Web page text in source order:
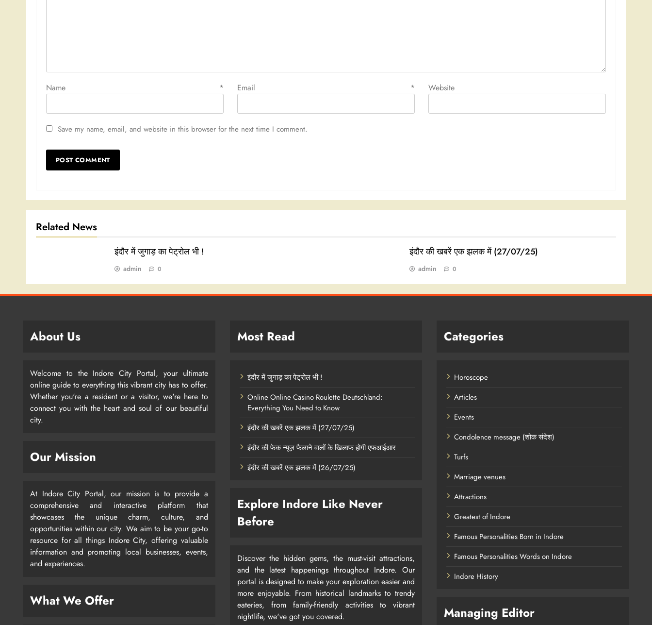
Name * Email * Website
Save my name, email, and website in this browser for the next time I comment.
Related News
इंदौर में जुगाड़ का पेट्रोल भी !
admin 0
इंदौर की खबरें एक झलक में (27/07/25)
admin 0
About Us
Welcome to the Indore City Portal, your ultimate
online guide to everything this vibrant city has to offer.
Whether you're a resident or a visitor, we're here to
connect you with the heart and soul of our beautiful
city.
Our Mission
At Indore City Portal, our mission is to provide a
comprehensive and interactive platform that
showcases the unique charm, culture, and
opportunities within our city. We aim to be your go-to
resource for all things Indore City, offering valuable
information and promoting local businesses, events,
and experiences.
What We Offer
Most Read
इंदौर में जुगाड़ का पेट्रोल भी !
Online Online Casino Roulette Deutschland:
Everything You Need to Know
इंदौर की खबरें एक झलक में (27/07/25)
इंदौर की फेक न्यूज़ फैलाने वालों के खिलाफ होगी एफआईआर
इंदौर की खबरें एक झलक में (26/07/25)
Explore Indore Like Never
Before
Discover the hidden gems, the must-visit attractions,
and the latest happenings throughout Indore. Our
portal is designed to make your exploration easier and
more enjoyable. From historical landmarks to trendy
eateries, from family-friendly activities to vibrant
nightlife, we've got you covered.
Categories
Horoscope
Articles
Events
Condolence message (शोक संदेश)
Turfs
Marriage venues
Attractions
Greatest of Indore
Famous Personalities Born in Indore
Famous Personalities Words on Indore
Indore History
Managing Editor